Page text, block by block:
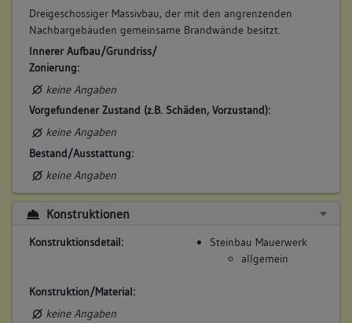
Dreigeschossiger Massivbau, der mit den angrenzenden
Nachbargebäuden gemeinsame Brandwände besitzt.
Innerer Aufbau/Grundriss/
Zonierung:
keine Angaben
Vorgefundener Zustand (z.B. Schäden, Vorzustand):
keine Angaben
Bestand/Ausstattung:
keine Angaben
Konstruktionen
Konstruktionsdetail:
Steinbau Mauerwerk
allgemein
Konstruktion/Material:
keine Angaben